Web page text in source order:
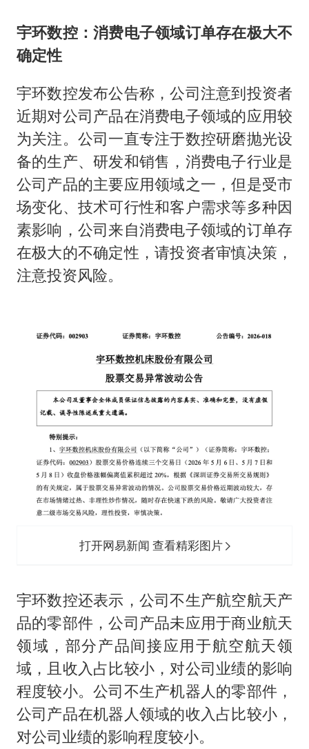
宇环数控：消费电子领域订单存在极大不
确定性
宇环数控发布公告称，公司注意到投资者
近期对公司产品在消费电子领域的应用较
为关注。公司一直专注于数控研磨抛光设
备的生产、研发和销售，消费电子行业是
公司产品的主要应用领域之一，但是受市
场变化、技术可行性和客户需求等多种因
素影响，公司来自消费电子领域的订单存
在极大的不确定性，请投资者审慎决策，
注意投资风险。
打开网易新闻 查看精彩图片
宇环数控还表示，公司不生产航空航天产
品的零部件，公司产品未应用于商业航天
领域，部分产品间接应用于航空航天领
域，且收入占比较小，对公司业绩的影响
程度较小。公司不生产机器人的零部件，
公司产品在机器人领域的收入占比较小，
对公司业绩的影响程度较小。